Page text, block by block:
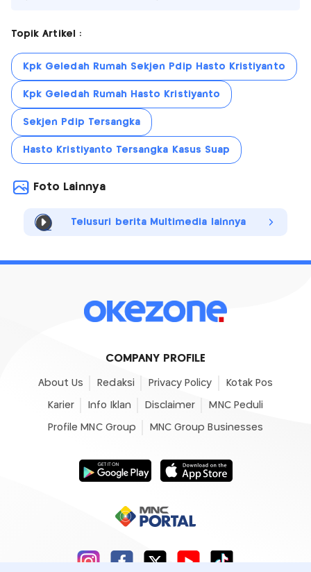
Topik Artikel :
Kpk Geledah Rumah Sekjen Pdip Hasto Kristiyanto
Kpk Geledah Rumah Hasto Kristiyanto
Sekjen Pdip Tersangka
Hasto Kristiyanto Tersangka Kasus Suap
Foto Lainnya
Telusuri berita Multimedia lainnya
COMPANY PROFILE
About Us Redaksi Privacy Policy Kotak Pos
Karier Info Iklan Disclaimer MNC Peduli
Profile MNC Group MNC Group Businesses